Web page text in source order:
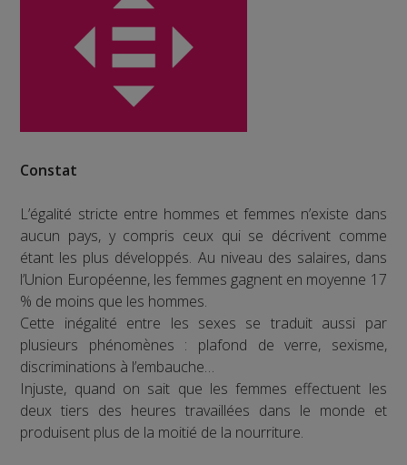
Constat
L’égalité stricte entre hommes et femmes n’existe dans
aucun pays, y compris ceux qui se décrivent comme
étant les plus développés. Au niveau des salaires, dans
l’Union Européenne, les femmes gagnent en moyenne 17
% de moins que les hommes.
Cette inégalité entre les sexes se traduit aussi par
plusieurs phénomènes : plafond de verre, sexisme,
discriminations à l’embauche…
Injuste, quand on sait que les femmes effectuent les
deux tiers des heures travaillées dans le monde et
produisent plus de la moitié de la nourriture.